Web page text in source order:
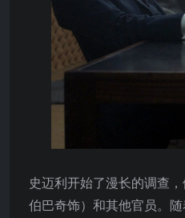
史迈利开始了漫长的调查
伯巴奇饰）和其他官员。